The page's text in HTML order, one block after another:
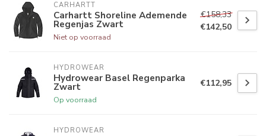
CARHARTT
Carhartt Shoreline Ademende
Regenjas Zwart
Niet op voorraad
€158,33
€142,50
HYDROWEAR
Hydrowear Basel Regenparka
Zwart
Op voorraad
€112,95
HYDROWEAR